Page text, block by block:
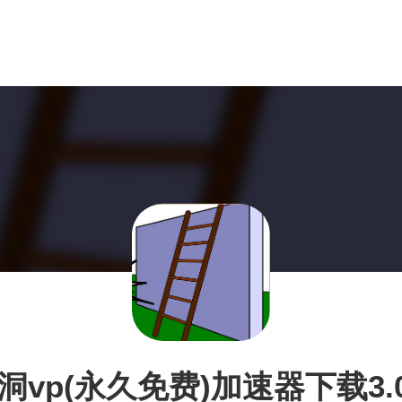
vp(永久免费)加速器下载